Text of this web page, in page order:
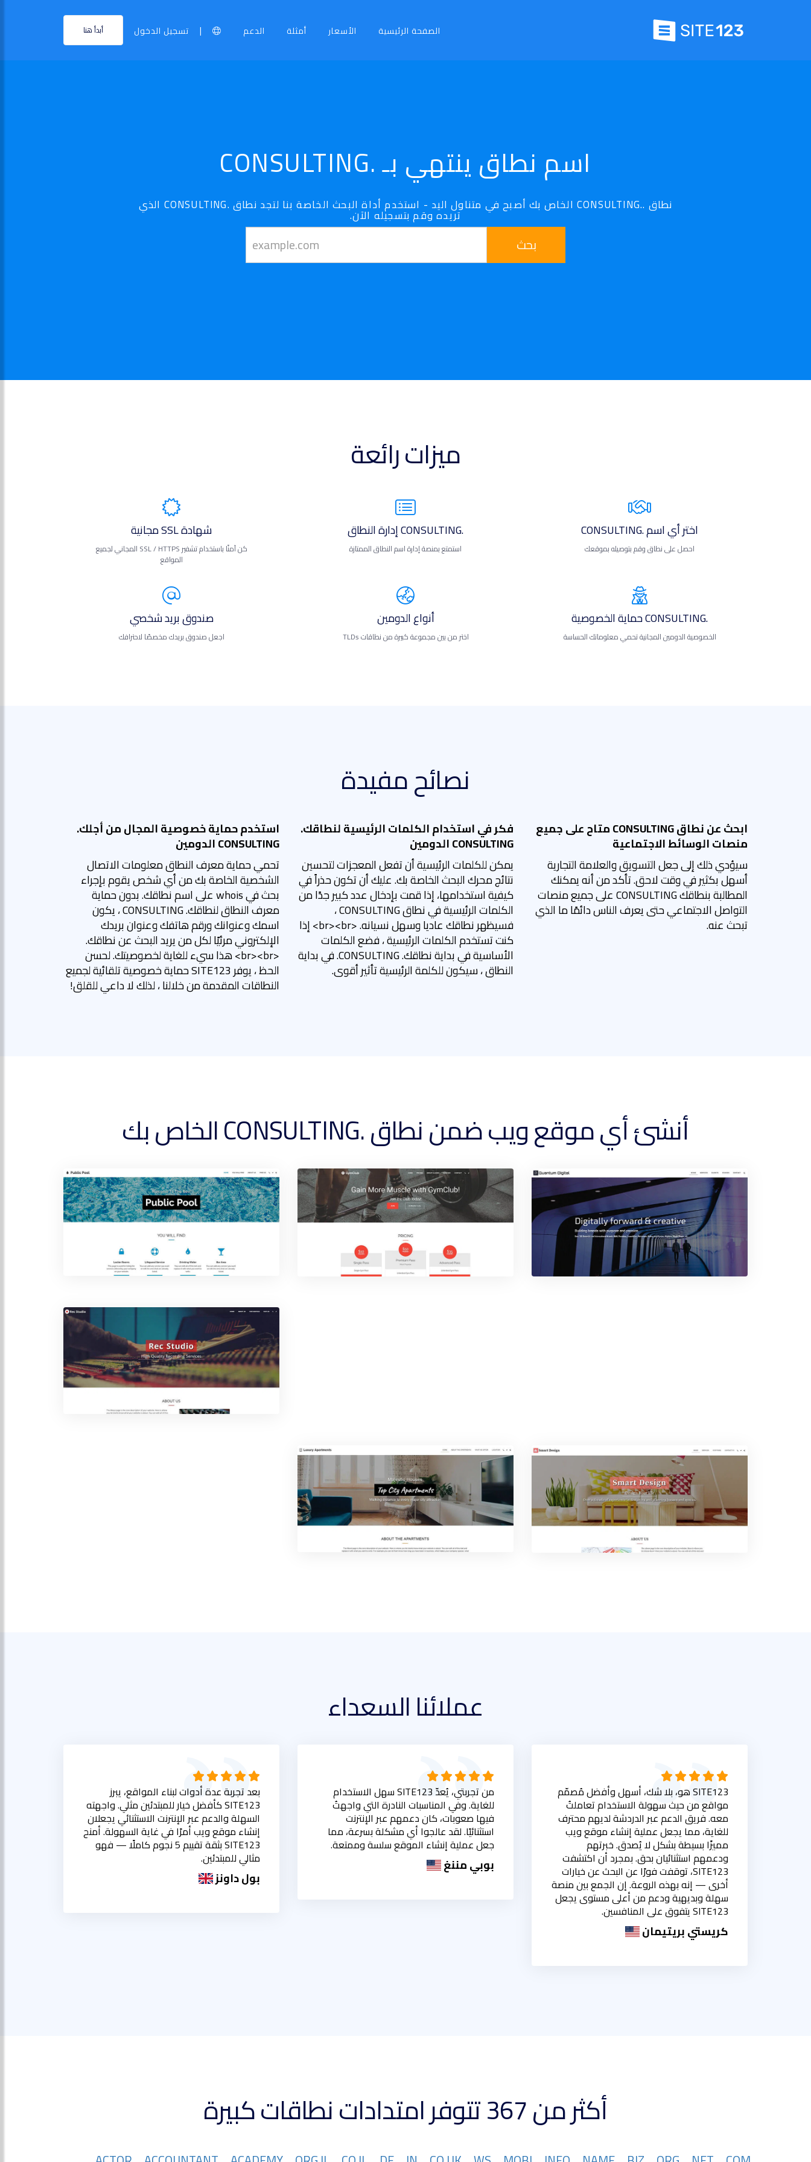
الصفحة الرئيسية الأسعار أمثلة الدعم | تسجيل الدخول أبدأ هنا
اسم نطاق ينتهي بـ .CONSULTING
نطاق ..CONSULTING الخاص بك أصبح في متناول اليد - استخدم أداة البحث الخاصة بنا لتجد نطاق .CONSULTING الذي
تريده وقم بتسجيله الآن.
بحث
ميزات رائعة
اختر أي اسم .CONSULTING
احصل على نطاق وقم بتوصيله بموقعك
.CONSULTING إدارة النطاق
استمتع بمنصة إدارة اسم النطاق الممتازة
شهادة SSL مجانية
كن آمنًا باستخدام تشفير SSL / HTTPS المجاني لجميع
المواقع
.CONSULTING حماية الخصوصية
الخصوصية الدومين المجانية تحمي معلوماتك الحساسة
أنواع الدومين
اختر من بين مجموعة كبيرة من نطاقات TLDs
صندوق بريد شخصي
اجعل صندوق بريدك مخصصًا لاحترافك
نصائح مفيدة
ابحث عن نطاق CONSULTING متاح على جميع
منصات الوسائط الاجتماعية
سيؤدي ذلك إلى جعل التسويق والعلامة التجارية
أسهل بكثير في وقت لاحق. تأكد من أنه يمكنك
المطالبة بنطاقك CONSULTING على جميع منصات
التواصل الاجتماعي حتى يعرف الناس دائمًا ما الذي
تبحث عنه.
فكر في استخدام الكلمات الرئيسية لنطاقك.
CONSULTING الدومين
يمكن للكلمات الرئيسية أن تفعل المعجزات لتحسين
نتائج محرك البحث الخاصة بك. عليك أن تكون حذراً في
كيفية استخدامها، إذا قمت بإدخال عدد كبير جدًا من
الكلمات الرئيسية في نطاق CONSULTING ،
فسيظهر نطاقك عاديا وسهل نسيانه. <br><br> إذا
كنت تستخدم الكلمات الرئيسية ، فضع الكلمات
الأساسية في بداية نطاقك. CONSULTING. في بداية
النطاق ، سيكون للكلمة الرئيسية تأثير أقوى.
استخدم حماية خصوصية المجال من أجلك.
CONSULTING الدومين
تحمي حماية معرف النطاق معلومات الاتصال
الشخصية الخاصة بك من أي شخص يقوم بإجراء
بحث في whois على اسم نطاقك. بدون حماية
معرف النطاق لنطاقك. CONSULTING ، يكون
اسمك وعنوانك ورقم هاتفك وعنوان بريدك
الإلكتروني مرئيًا لكل من يريد البحث عن نطاقك.
<br><br> هذا سيء للغاية لخصوصيتك. لحسن
الحظ ، يوفر SITE123 حماية خصوصية تلقائية لجميع
النطاقات المقدمة من خلالنا ، لذلك لا داعي للقلق!
أنشئ أي موقع ويب ضمن نطاق .CONSULTING الخاص بك
عملائنا السعداء
SITE123 هو، بلا شك، أسهل وأفضل مُصمّم
مواقع من حيث سهولة الاستخدام تعاملتُ
معه. فريق الدعم عبر الدردشة لديهم محترف
للغاية، مما يجعل عملية إنشاء موقع ويب
مميزًا بسيطة بشكل لا يُصدق. خبرتهم
ودعمهم استثنائيان بحق. بمجرد أن اكتشفت
SITE123، توقفت فورًا عن البحث عن خيارات
أخرى — إنه بهذه الروعة. إن الجمع بين منصة
سهلة وبديهية ودعم من أعلى مستوى يجعل
SITE123 يتفوق على المنافسين.
كريستي بريتيمان
من تجربتي، يُعدّ SITE123 سهل الاستخدام
للغاية. وفي المناسبات النادرة التي واجهتُ
فيها صعوبات، كان دعمهم عبر الإنترنت
استثنائيًا. لقد عالجوا أي مشكلة بسرعة، مما
جعل عملية إنشاء الموقع سلسة وممتعة.
بوبي مننغ
بعد تجربة عدة أدوات لبناء المواقع، يبرز
SITE123 كأفضل خيار للمبتدئين مثلي. واجهته
السهلة والدعم عبر الإنترنت الاستثنائي يجعلان
إنشاء موقع ويب أمرًا في غاية السهولة. أمنح
SITE123 بثقة تقييم 5 نجوم كاملًا — فهو
مثالي للمبتدئين.
بول داونز
أكثر من 367 تتوفر امتدادات نطاقات كبيرة